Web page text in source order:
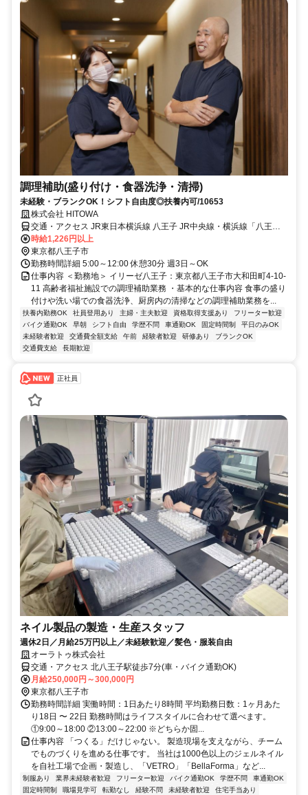
調理補助(盛り付け・食器洗浄・清掃)
未経験・ブランクOK！シフト自由度◎扶養内可/10653
株式会社 HITOWA
交通・アクセス JR東日本横浜線 八王子 JR中央線・横浜線「八王子
駅」/バス10分
時給1,226円以上
東京都八王子市
勤務時間詳細 5:00～12:00 休憩30分 週3日～OK
仕事内容 ＜勤務地＞ イリーゼ八王子：東京都八王子市大和田町4-10-
11 高齢者福祉施設での調理補助業務 ・基本的な仕事内容 食事の盛り
付けや洗い場での食器洗浄、厨房内の清掃などの調理補助業務を...
扶養内勤務OK 社員登用あり 主婦・主夫歓迎 資格取得支援あり
フリーター歓迎
バイク通勤OK
早朝 シフト自由 学歴不問 車通勤OK 固定時間制
平日のみOK
未経験者歓迎
交通費全額支給 午前 経験者歓迎 研修あり
ブランクOK
交通費支給
長期歓迎
正社員
ネイル製品の製造・生産スタッフ
週休2日／月給25万円以上／未経験歓迎／髪色・服装自由
オーラトゥ株式会社
交通・アクセス 北八王子駅徒歩7分(車・バイク通勤OK)
月給250,000円～300,000円
東京都八王子市
勤務時間詳細 実働時間：1日あたり8時間 平均勤務日数：1ヶ月あた
り18日 〜 22日 勤務時間はライフスタイルに合わせて選べます。
①9:00～18:00 ②13:00～22:00 ※どちらか固...
仕事内容 「つくる」だけじゃない。 製造現場を支えながら、チーム
でものづくりを進める仕事です。 当社は1000色以上のジェルネイル
を自社工場で企画・製造し、「VETRO」「BellaForma」など...
制服あり 業界未経験者歓迎 フリーター歓迎 バイク通勤OK 学歴不問
車通勤OK
固定時間制
職場見学可 転勤なし 経験不問 未経験者歓迎
住宅手当あり